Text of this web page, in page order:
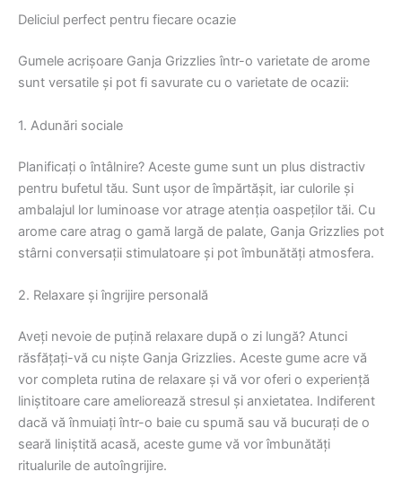
Deliciul perfect pentru fiecare ocazie
Gumele acrișoare Ganja Grizzlies într-o varietate de arome
sunt versatile și pot fi savurate cu o varietate de ocazii:
1. Adunări sociale
Planificați o întâlnire? Aceste gume sunt un plus distractiv
pentru bufetul tău. Sunt ușor de împărtășit, iar culorile și
ambalajul lor luminoase vor atrage atenția oaspeților tăi. Cu
arome care atrag o gamă largă de palate, Ganja Grizzlies pot
stârni conversații stimulatoare și pot îmbunătăți atmosfera.
2. Relaxare și îngrijire personală
Aveți nevoie de puțină relaxare după o zi lungă? Atunci
răsfățați-vă cu niște Ganja Grizzlies. Aceste gume acre vă
vor completa rutina de relaxare și vă vor oferi o experiență
liniștitoare care ameliorează stresul și anxietatea. Indiferent
dacă vă înmuiați într-o baie cu spumă sau vă bucurați de o
seară liniștită acasă, aceste gume vă vor îmbunătăți
ritualurile de autoîngrijire.